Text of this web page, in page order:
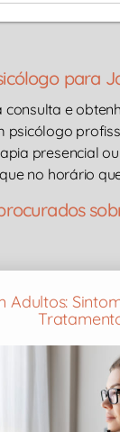
para
consulta e
psicólogo
presencial
no horário
Adultos: